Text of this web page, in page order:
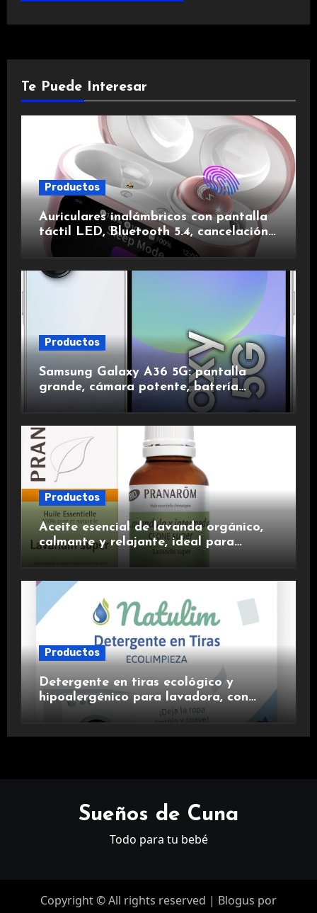
Te Puede Interesar
Productos
Auriculares inalámbricos con pantalla
táctil LED, Bluetooth 5.4, cancelación
de ruido, impermeables y de larga
duración.
Productos
Samsung Galaxy A36 5G: pantalla
grande, cámara potente, batería
duradera y carga rápida para una
experiencia premium.
Productos
Aceite esencial de lavanda orgánico,
calmante y relajante, ideal para
Productos
Detergente en tiras ecológico y
hipoalergénico para lavadora, con
suavizante incluido y fragancia de
lavanda.
Sueños de Cuna
Todo para tu bebé
Copyright © All rights reserved | Blogus por